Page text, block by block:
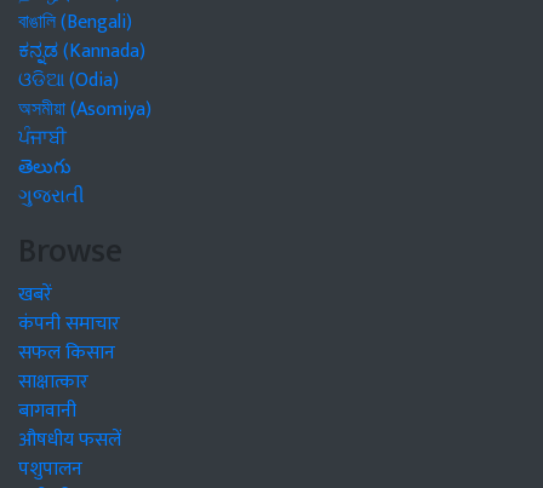
বাঙালি (Bengali)
ಕನ್ನಡ (Kannada)
ଓଡିଆ (Odia)
অসমীয়া (Asomiya)
ਪੰਜਾਬੀ
తెలుగు
ગુજરાતી
Browse
खबरें
कंपनी समाचार
सफल किसान
साक्षात्कार
बागवानी
औषधीय फसलें
पशुपालन